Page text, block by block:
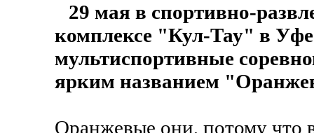
29 мая в спортивно-
комплексе "Кул-Тау" в
мультиспортивные
ярким названием
Оранжевые они, потому что